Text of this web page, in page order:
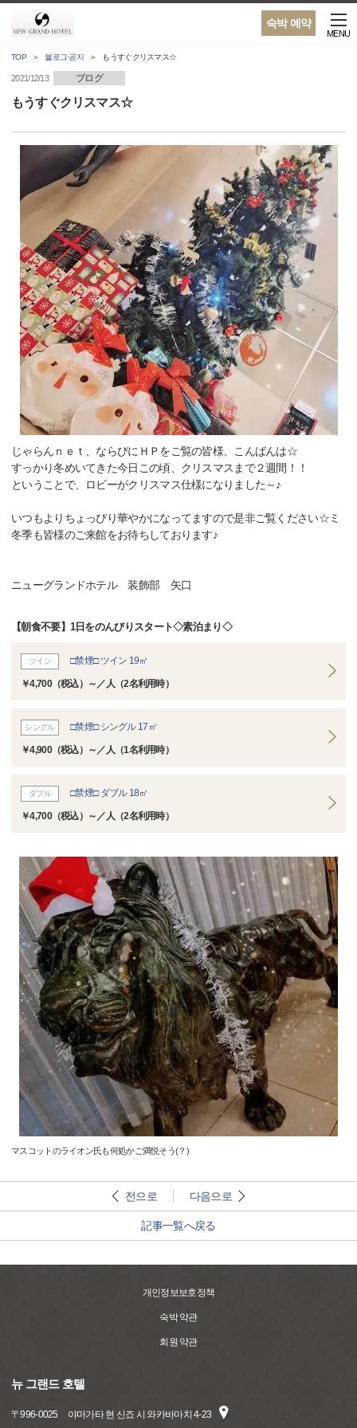
숙박 예약
MENU
TOP 블로그·공지 もうすぐクリスマス☆
2021/12/13 ブログ
もうすぐクリスマス☆
じゃらんｎｅｔ、ならびにＨＰをご覧の皆様、こんばんは☆
すっかり冬めいてきた今日この頃、クリスマスまで２週間！！
ということで、ロビーがクリスマス仕様になりました～♪
いつもよりちょっぴり華やかになってますので是非ご覧ください☆ミ
冬季も皆様のご来館をお待ちしております♪
ニューグランドホテル 装飾部 矢口
【朝食不要】1日をのんびりスタート◇素泊まり◇
ツイン □禁煙□ ツイン 19㎡
￥4,700（税込）～／人（2名利用時）
シングル □禁煙□ シングル 17㎡
￥4,900（税込）～／人（1名利用時）
ダブル □禁煙□ ダブル 18㎡
￥4,700（税込）～／人（2名利用時）
マスコットのライオン氏も何処かご満悦そう(？)
전으로 다음으로
記事一覧へ戻る
개인정보보호정책
숙박 약관
회원 약관
뉴 그랜드 호텔
〒996-0025 야마가타 현 신죠 시 와카바마치 4-23